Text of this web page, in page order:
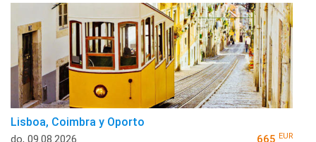
Lisboa, Coimbra y Oporto
do, 09.08.2026 665 EUR